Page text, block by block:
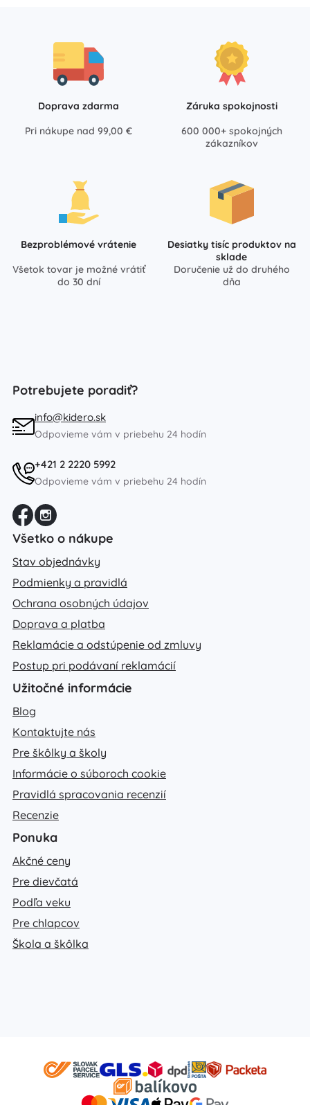
Doprava zdarma
Pri nákupe nad 99,00 €
Záruka spokojnosti
600 000+ spokojných
zákazníkov
Bezproblémové vrátenie
Všetok tovar je možné vrátiť
do 30 dní
Desiatky tisíc produktov na
sklade
Doručenie už do druhého
dňa
Potrebujete poradiť?
info@kidero.sk
Odpovieme vám v priebehu 24 hodín
+421 2 2220 5992
Odpovieme vám v priebehu 24 hodín
Všetko o nákupe
Stav objednávky
Podmienky a pravidlá
Ochrana osobných údajov
Doprava a platba
Reklamácie a odstúpenie od zmluvy
Postup pri podávaní reklamácií
Užitočné informácie
Blog
Kontaktujte nás
Pre škôlky a školy
Informácie o súboroch cookie
Pravidlá spracovania recenzií
Recenzie
Ponuka
Akčné ceny
Pre dievčatá
Podľa veku
Pre chlapcov
Škola a škôlka